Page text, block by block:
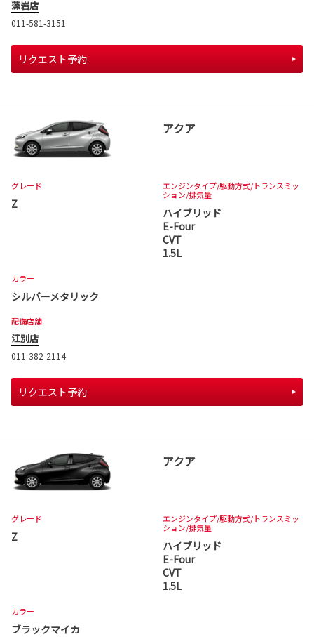
藻岩店
011-581-3151
リクエスト予約
アクア
グレード
Z
エンジンタイプ/駆動方式/トランスミッ
ション/排気量
ハイブリッド
E-Four
CVT
1.5L
カラー
シルバーメタリック
配備店舗
江別店
011-382-2114
リクエスト予約
アクア
グレード
Z
エンジンタイプ/駆動方式/トランスミッ
ション/排気量
ハイブリッド
E-Four
CVT
1.5L
カラー
ブラックマイカ